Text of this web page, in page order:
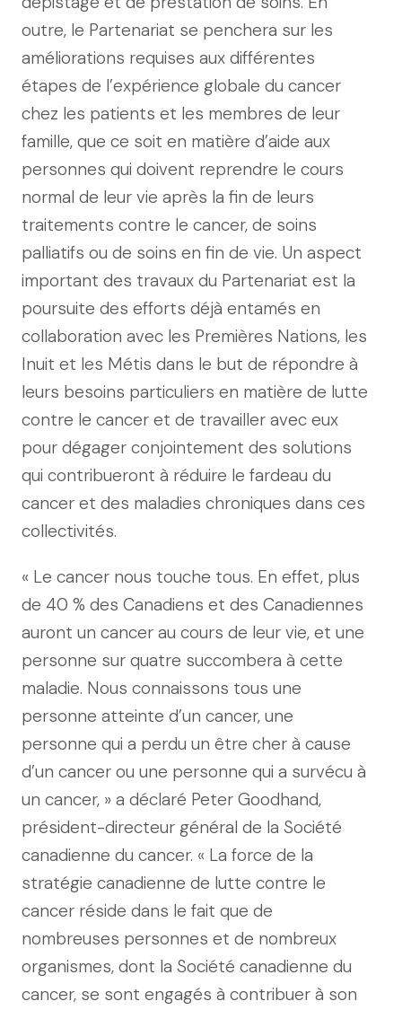
outre, le Partenariat se penchera sur les
améliorations requises aux différentes
étapes de l’expérience globale du cancer
chez les patients et les membres de leur
famille, que ce soit en matière d’aide aux
personnes qui doivent reprendre le cours
normal de leur vie après la fin de leurs
traitements contre le cancer, de soins
palliatifs ou de soins en fin de vie. Un aspect
important des travaux du Partenariat est la
poursuite des efforts déjà entamés en
collaboration avec les Premières Nations, les
Inuit et les Métis dans le but de répondre à
leurs besoins particuliers en matière de lutte
contre le cancer et de travailler avec eux
pour dégager conjointement des solutions
qui contribueront à réduire le fardeau du
cancer et des maladies chroniques dans ces
collectivités.
« Le cancer nous touche tous. En effet, plus
de 40 % des Canadiens et des Canadiennes
auront un cancer au cours de leur vie, et une
personne sur quatre succombera à cette
maladie. Nous connaissons tous une
personne atteinte d’un cancer, une
personne qui a perdu un être cher à cause
d’un cancer ou une personne qui a survécu à
un cancer, » a déclaré Peter Goodhand,
président-directeur général de la Société
canadienne du cancer. « La force de la
stratégie canadienne de lutte contre le
cancer réside dans le fait que de
nombreuses personnes et de nombreux
organismes, dont la Société canadienne du
cancer, se sont engagés à contribuer à son